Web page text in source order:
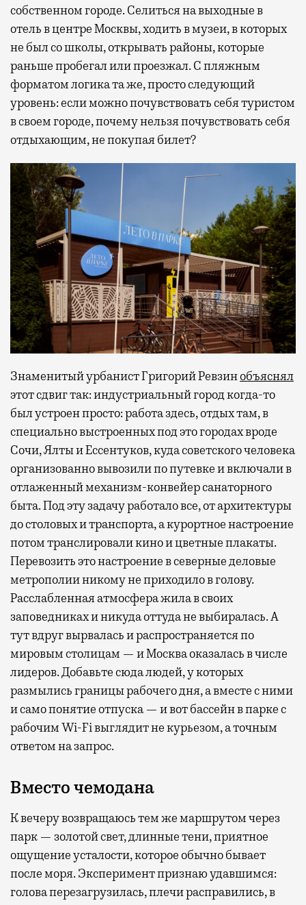
собственном городе. Селиться на выходные в
отель в центре Москвы, ходить в музеи, в которых
не был со школы, открывать районы, которые
раньше пробегал или проезжал. С пляжным
форматом логика та же, просто следующий
уровень: если можно почувствовать себя туристом
в своем городе, почему нельзя почувствовать себя
отдыхающим, не покупая билет?
Знаменитый урбанист Григорий Ревзинобъяснял
этот сдвиг так: индустриальный город когда-то
был устроен просто: работа здесь, отдых там, в
специально выстроенных под это городах вроде
Сочи, Ялты и Ессентуков, куда советского человека
организованно вывозили по путевке и включали в
отлаженный механизм-конвейер санаторного
быта. Под эту задачу работало все, от архитектуры
до столовых и транспорта, а курортное настроение
потом транслировали кино и цветные плакаты.
Перевозить это настроение в северные деловые
метрополии никому не приходило в голову.
Расслабленная атмосфера жила в своих
заповедниках и никуда оттуда не выбиралась. А
тут вдруг вырвалась и распространяется по
мировым столицам — и Москва оказалась в числе
лидеров. Добавьте сюда людей, у которых
размылись границы рабочего дня, а вместе с ними
и само понятие отпуска — и вот бассейн в парке с
рабочим Wi-Fi выглядит не курьезом, а точным
ответом на запрос.
Вместо чемодана
К вечеру возвращаюсь тем же маршрутом через
парк — золотой свет, длинные тени, приятное
ощущение усталости, которое обычно бывает
после моря. Эксперимент признаю удавшимся:
голова перезагрузилась, плечи расправились, в